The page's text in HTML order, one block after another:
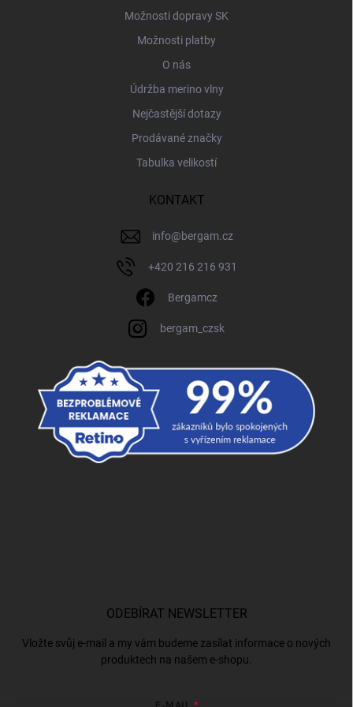
Možnosti dopravy SK
Možnosti platby
O nás
Údržba merino vlny
Nejčastější dotazy
Prodávané značky
Tabulka velikostí
KONTAKT
info@bergam.cz
+420 216 216 931
Bergamcz
bergam_czsk
ODEBÍRAT NEWSLETTER
Vložte svůj e-mail a my vám budeme zasílat informace o nových
produktech na našem e-shopu.